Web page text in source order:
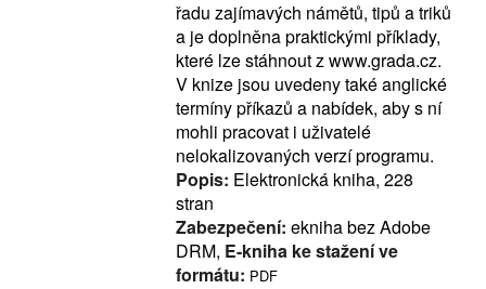
řadu zajímavých námětů, tipů a triků
a je doplněna praktickými příklady,
které lze stáhnout z www.grada.cz.
V knize jsou uvedeny také anglické
termíny příkazů a nabídek, aby s ní
mohli pracovat i uživatelé
nelokalizovaných verzí programu.
Popis: Elektronická kniha, 228
stran
Zabezpečení: ekniha bez Adobe
DRM, E-kniha ke stažení ve
formátu: PDF